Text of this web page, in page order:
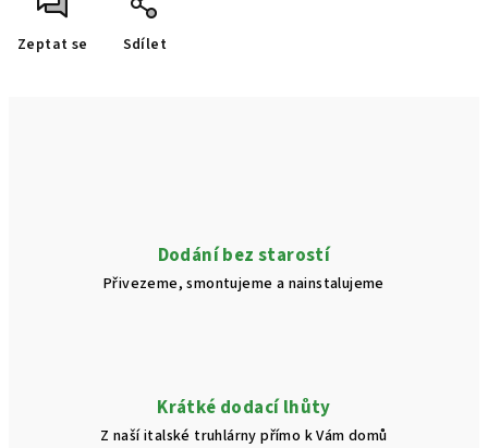
Zeptat se Sdílet
Dodání bez starostí
Přivezeme, smontujeme a nainstalujeme
Krátké dodací lhůty
Z naší italské truhlárny přímo k Vám domů